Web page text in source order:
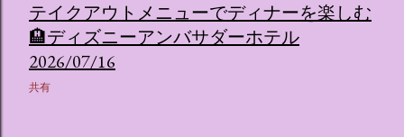
テイクアウトメニューでディナーを楽しむ
🏨ディズニーアンバサダーホテル
2026/07/16
共有